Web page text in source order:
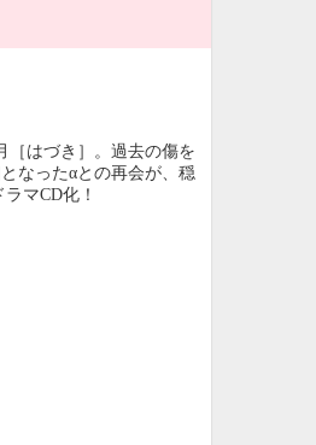
［はづき］。過去の傷を
なったαとの再会が、穏
マCD化！